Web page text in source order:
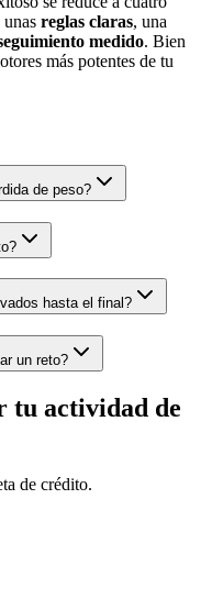
unas reglas claras, una
medido. Bien
más potentes de tu
de peso?
hasta el final?
un reto?
tu actividad de
de crédito.